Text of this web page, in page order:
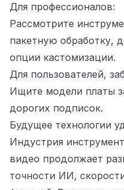
Для профессионалов:
Рассмотрите
пакетную обработку,
опции кастомизации.
Для пользователей,
Ищите модели платы
дорогих подписок.
Будущее технологии
Индустрия
видео продолжает
точности ИИ,